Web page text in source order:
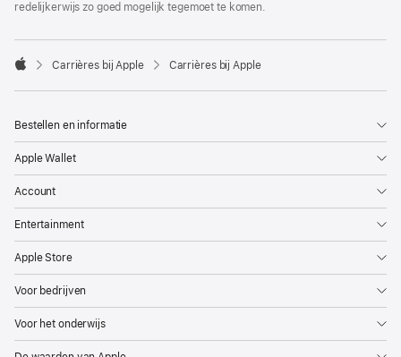
redelijkerwijs zo goed mogelijk tegemoet te komen.

Carrières bij Apple Carrières bij Apple
Bestellen en informatie
Apple Wallet
Account
Entertainment
Apple Store
Voor bedrijven
Voor het onderwijs